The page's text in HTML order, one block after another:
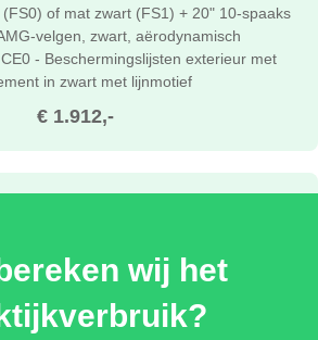
€ 1.912,-
of mat zwart (FS1) + 20" 10-spaaks
velgen, zwart, aërodynamisch
- Beschermingslijsten exterieur met
in zwart met lijnmotief
armsteunen vooraan
wij het